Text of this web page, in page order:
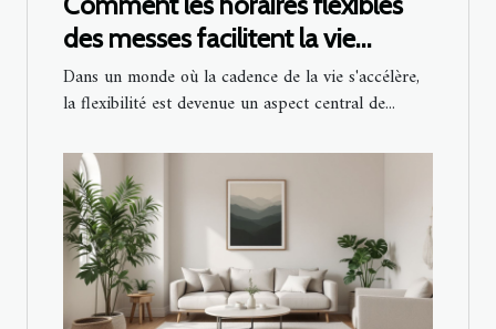
des messes facilitent la vie
quotidienne
Dans un monde où la cadence de la vie s'accélère,
la flexibilité est devenue un aspect central de...